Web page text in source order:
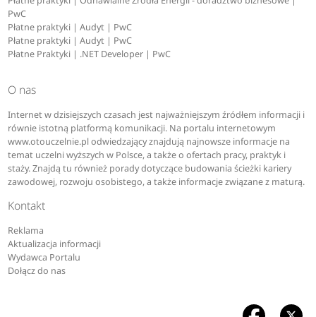
PwC
Płatne praktyki | Audyt | PwC
Płatne praktyki | Audyt | PwC
Płatne Praktyki | .NET Developer | PwC
O nas
Internet w dzisiejszych czasach jest najważniejszym źródłem informacji i
równie istotną platformą komunikacji. Na portalu internetowym
www.otouczelnie.pl odwiedzający znajdują najnowsze informacje na
temat uczelni wyższych w Polsce, a także o ofertach pracy, praktyk i
staży. Znajdą tu również porady dotyczące budowania ścieżki kariery
zawodowej, rozwoju osobistego, a także informacje związane z maturą.
Kontakt
Reklama
Aktualizacja informacji
Wydawca Portalu
Dołącz do nas